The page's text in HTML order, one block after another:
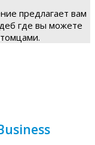
предлагает вам
где вы можете